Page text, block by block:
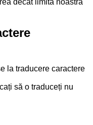
decât limita noastră
la traducere caractere
să o traduceți nu